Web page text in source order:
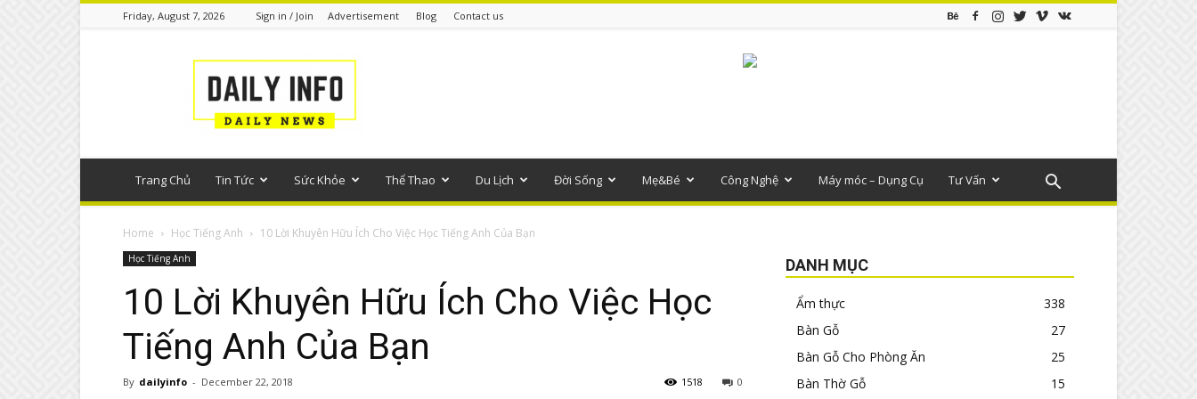
Friday, August 7, 2026 Sign in / Join Advertisement Blog Contact us
thông
Trang Chủ Tin Tức Sức Khỏe Thể Thao Du Lịch Đời Sống Mẹ&Bé Công Nghệ Máy móc – Dụng Cụ Tư Vấn
Home Học Tiếng Anh 10 Lời Khuyên Hữu Ích Cho Việc Học Tiếng Anh Của Bạn
Học Tiếng Anh
10 Lời Khuyên Hữu Ích Cho Việc Học
Tiếng Anh Của Bạn
By dailyinfo - December 22, 2018 0
1518
DANH MỤC
Ẩm thực
338
Bàn Gỗ
27
Bàn Gỗ Cho Phòng Ăn
25
Bàn Thờ Gỗ
15